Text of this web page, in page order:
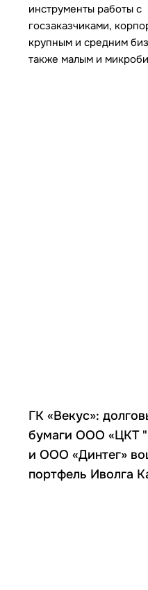
инструменты работы с
госзаказчиками,
крупным и средним
также малым и
ГК «Векус»:
бумаги ООО «ЦКТ
и ООО «Динтег»
портфель Иволга